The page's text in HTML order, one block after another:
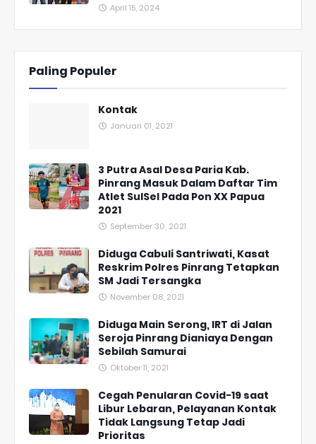
April 15, 2024
Paling Populer
Kontak
Januari 01, 2021
3 Putra Asal Desa Paria Kab.
Pinrang Masuk Dalam Daftar Tim
Atlet SulSel Pada Pon XX Papua
2021
September 30, 2021
Diduga Cabuli Santriwati, Kasat
Reskrim Polres Pinrang Tetapkan
SM Jadi Tersangka
November 08, 2021
Diduga Main Serong, IRT di Jalan
Seroja Pinrang Dianiaya Dengan
Sebilah Samurai
Oktober 11, 2021
Cegah Penularan Covid-19 saat
Libur Lebaran, Pelayanan Kontak
Tidak Langsung Tetap Jadi
Prioritas